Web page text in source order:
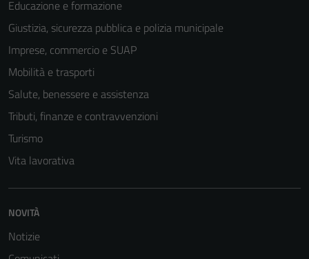
Educazione e formazione
Giustizia, sicurezza pubblica e polizia municipale
Imprese, commercio e SUAP
Mobilità e trasporti
Salute, benessere e assistenza
Tributi, finanze e contravvenzioni
Turismo
Vita lavorativa
NOVITÀ
Notizie